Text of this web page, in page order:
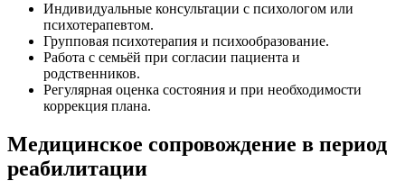
Индивидуальные консультации с психологом или
психотерапевтом.
Групповая психотерапия и психообразование.
Работа с семьёй при согласии пациента и
родственников.
Регулярная оценка состояния и при необходимости
коррекция плана.
Медицинское сопровождение в период
реабилитации